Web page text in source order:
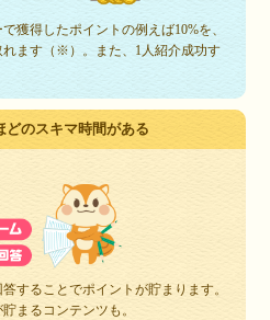
獲得したポイントの例えば10%を、
ます（※）。また、1人紹介成功す
どのスキマ時間がある
することでポイントが貯まります。
まるコンテンツも。